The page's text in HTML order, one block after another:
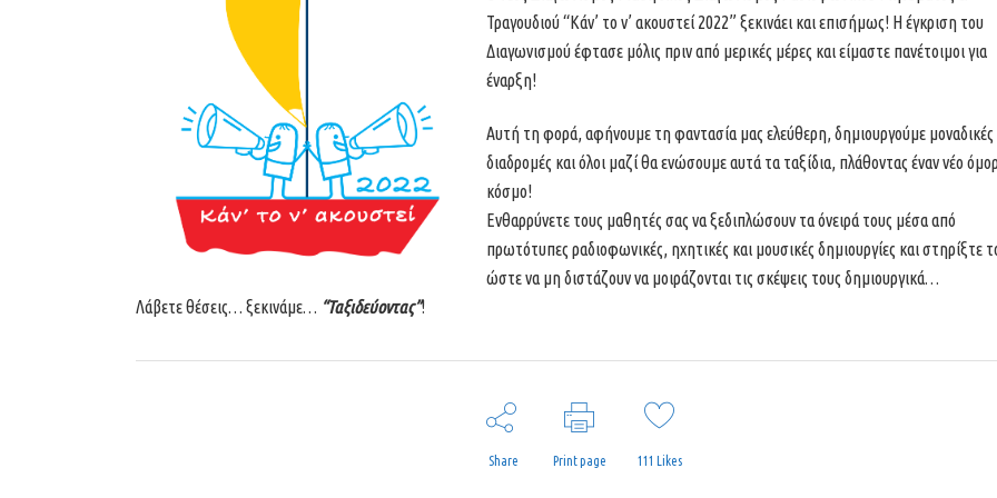
Τραγουδιού “Κάν’ το ν’ ακουστεί 2022” ξεκινάει και επισήμως! Η έγκριση του
Διαγωνισμού έφτασε μόλις πριν από μερικές μέρες και είμαστε πανέτοιμοι για
έναρξη!
Αυτή τη φορά, αφήνουμε τη φαντασία μας ελεύθερη, δημιουργούμε μοναδικές
διαδρομές και όλοι μαζί θα ενώσουμε αυτά τα ταξίδια, πλάθοντας έναν νέο
κόσμο!
Ενθαρρύνετε τους μαθητές σας να ξεδιπλώσουν τα όνειρά τους μέσα από
πρωτότυπες ραδιοφωνικές, ηχητικές και μουσικές δημιουργίες και στηρίξτε
ώστε να μη διστάζουν να μοιράζονται τις σκέψεις τους δημιουργικά…
Λάβετε θέσεις… ξεκινάμε… “Ταξιδεύοντας”!
Share Print page 111 Likes